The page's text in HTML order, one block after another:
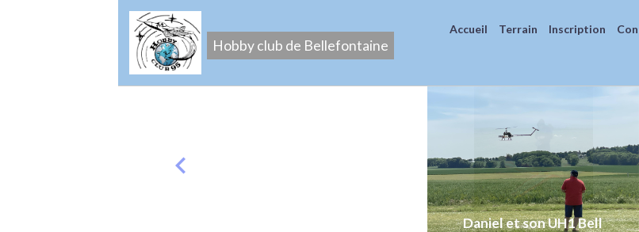
Hobby club de Bellefontaine
Accueil Terrain Inscription
Daniel et son UH1 Bell